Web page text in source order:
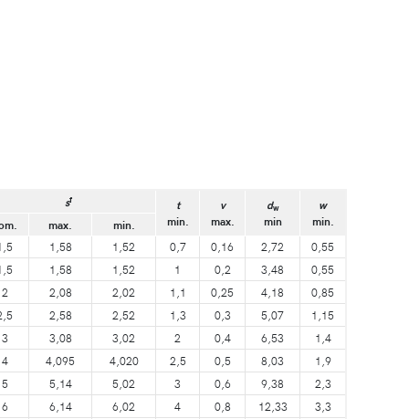
sf
t
min.
v
max.
dw
min
w
min.
max.
min.
1,58 1,52 0,7 0,16 2,72
0,55
1,58 1,52 1 0,2 3,48
0,55
2
2,08 2,02 1,1 0,25 4,18
0,85
2,58 2,52 1,3 0,3 5,07
1,15
3
3,08 3,02 2 0,4 6,53
1,4
4
4,095 4,020 2,5 0,5 8,03
1,9
5
5,14 5,02 3 0,6 9,38
2,3
6
6,14 6,02 4 0,8 12,33
3,3